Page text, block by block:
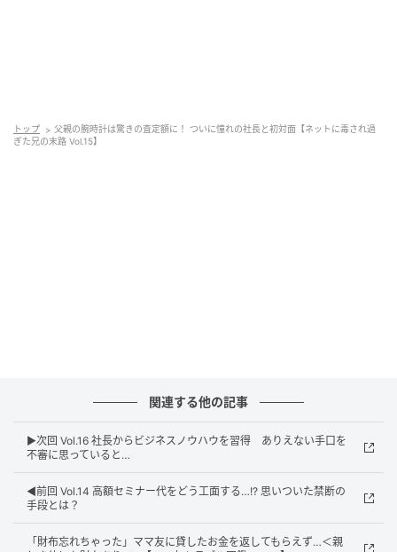
ウーマンエキサイト
ウーマンエキサイト
トップ
父親の腕時計は驚きの査定額に！ ついに憧れの社長と初対面【ネットに毒され過
ぎた兄の末路 Vol.15】
関連する他の記事
▶︎次回 Vol.16 社長からビジネスノウハウを習得 ありえない手口を
不審に思っていると…
◀︎前回 Vol.14 高額セミナー代をどう工面する…!? 思いついた禁断の
手段とは？
「財布忘れちゃった」ママ友に貸したお金を返してもらえず…＜親